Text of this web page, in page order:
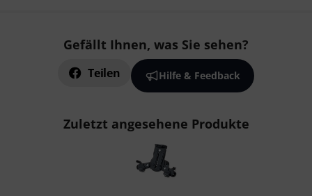
Gefällt Ihnen, was Sie sehen?
Teilen Hilfe & Feedback
Zuletzt angesehene Produkte